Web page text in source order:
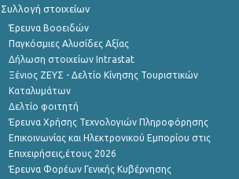
Συλλογή στοιχείων
Έρευνα Βοοειδών
Παγκόσμιες Αλυσίδες Αξίας
Δήλωση στοιχείων Intrastat
Ξένιος ΖΕΥΣ - Δελτίο Κίνησης Τουριστικών
Καταλυμάτων
Δελτίο φοιτητή
Έρευνα Χρήσης Τεχνολογιών Πληροφόρησης
Επικοινωνίας και Ηλεκτρονικού Εμπορίου στις
Επιχειρήσεις,έτους 2026
Έρευνα Φορέων Γενικής Κυβέρνησης